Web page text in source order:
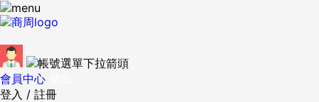
會員中心
登入 / 註冊